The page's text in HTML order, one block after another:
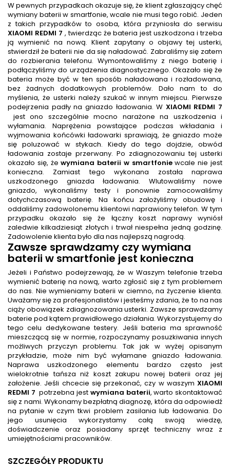
W pewnych przypadkach okazuje się, że klient zgłaszający chęć
wymiany baterii w smartfonie, wcale nie musi tego robić. Jeden
z takich przypadków to osoba, która przyniosła do serwisu
XIAOMI REDMI 7 , twierdząc że bateria jest uszkodzona i trzeba
ją wymienić na nową. Klient zapytany o objawy tej usterki,
stwierdził że baterii nie da się naładować. Zabraliśmy się zatem
do rozbierania telefonu. Wymontowaliśmy z niego baterię i
podłączyliśmy do urządzenia diagnostycznego. Okazało się że
bateria może być w ten sposób naładowana i rozładowana,
bez żadnych dodatkowych problemów. Dało nam to do
myślenia, że usterki należy szukać w innym miejscu. Pierwsze
podejrzenia padły na gniazdo ładowania. W XIAOMI REDMI 7
jest ono szczególnie mocno narażone na uszkodzenia i
wyłamania. Naprężenia powstające podczas wkładania i
wyjmowania końcówki ładowarki sprawiają, że gniazdo może
się poluzować w stykach. Kiedy do tego dojdzie, obwód
ładowania zostaje przerwany. Po zdiagnozowaniu tej usterki
okazało się, żewymiana baterii w smartfoniewcale nie jest
konieczna. Zamiast tego wykonana została naprawa
uszkodzonego gniazda ładowania. Wlutowaliśmy nowe
gniazdo, wykonaliśmy testy i ponownie zamocowaliśmy
dotychczasową baterię. Na końcu założyliśmy obudowę i
oddaliśmy zadowolonemu klientowi naprawiony telefon. W tym
przypadku okazało się że łączny koszt naprawy wyniósł
zaledwie kilkadziesiąt złotych i trwał niespełna jedną godzinę.
Zadowolenie klienta było dla nas najlepszą nagrodą.
Zawsze sprawdzamy czy wymiana
baterii w smartfonie jest konieczna
Jeżeli i Państwo podejrzewają, że w Waszym telefonie trzeba
wymienić baterię na nową, warto zgłosić się z tym problemem
do nas. Nie wymieniamy baterii w ciemno, na życzenie klienta.
Uważamy się za profesjonalistów i jesteśmy zdania, że to na nas
ciąży obowiązek zdiagnozowania usterki. Zawsze sprawdzamy
baterie pod kątem prawidłowego działania. Wykorzystujemy do
tego celu dedykowane testery. Jeśli bateria ma sprawność
mieszczącą się w normie, rozpoczynamy posuzkiwania innych
możliwych przyczyn problemu. Tak jak w wyżej opisanym
przykładzie, może nim być wyłamane gniazdo ładowania.
Naprawa uszkodzonego elementu bardzo często jest
wielokrotnie tańsza niż koszt zakupu nowej baterii oraz jej
założenie. Jeśli chcecie się przekonać, czy w waszym XIAOMI
REDMI 7 potrzebna jest wymiana baterii, warto skontaktować
się z nami. Wykonamy bezpłatną diagnozę, która da odpowiedź
na pytanie w czym tkwi problem zasilania lub ładowania. Do
jego usunięcia wykorzystamy całą swoją wiedzę,
doświadczenie oraz posiadany sprzęt techniczny wraz z
umiejętnościami pracowników.
SZCZEGÓŁY PRODUKTU